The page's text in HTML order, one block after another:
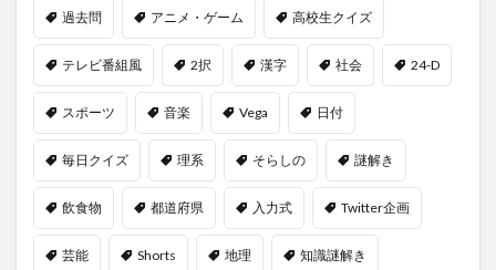
過去問 アニメ・ゲーム 高校生クイズ
テレビ番組風 2択 漢字 社会 24-D
スポーツ 音楽 Vega 日付
毎日クイズ 理系 そらしの 謎解き
飲食物 都道府県 入力式 Twitter企画
芸能 Shorts 地理 知識謎解き